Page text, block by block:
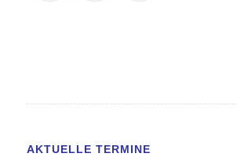
AKTUELLE TERMINE